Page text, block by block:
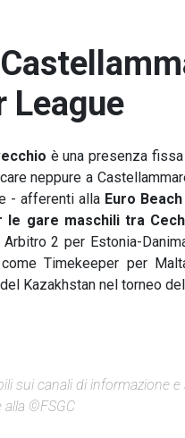
League
è una presenza
neppure a
- afferenti alla Euro
gare maschili tra
Arbitro 2 per Estonia-
Timekeeper per
Kazakhstan nel torneo
sui canali di informazione
©FSGC